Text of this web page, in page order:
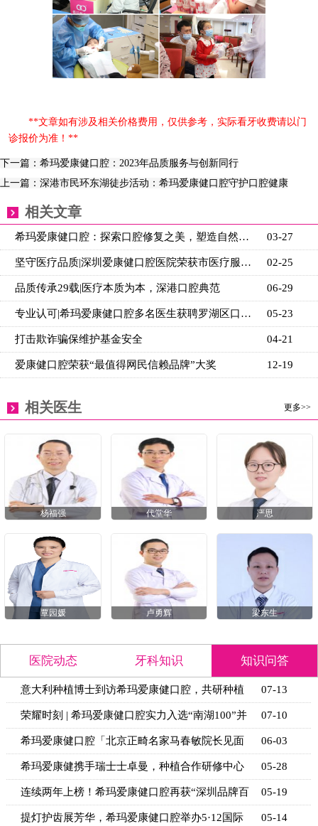
**文章如有涉及相关价格费用，仅供参考，实际看牙收费请以门
诊报价为准！**
下一篇：希玛爱康健口腔：2023年品质服务与创新同行
上一篇：深港市民环东湖徒步活动：希玛爱康健口腔守护口腔健康
相关文章
03-27
希玛爱康健口腔：探索口腔修复之美，塑造自然牙体新篇
02-25
坚守医疗品质|深圳爱康健口腔医院荣获市医疗服务质量A
06-29
品质传承29载|医疗本质为本，深港口腔典范
05-23
专业认可|希玛爱康健口腔多名医生获聘罗湖区口腔质控
04-21
打击欺诈骗保维护基金安全
12-19
爱康健口腔荣获“最值得网民信赖品牌”大奖
更多>>
相关医生
杨福强 代堂华 严思
覃园媛 卢勇辉 梁东生
医院动态 牙科知识 知识问答
意大利种植博士到访希玛爱康健口腔，共研种植
技术新思
07-13
荣耀时刻 | 希玛爱康健口腔实力入选“南湖100”并
获官
07-10
希玛爱康健口腔「北京正畸名家马春敏院长见面
日」活动
06-03
希玛爱康健携手瑞士士卓曼，种植合作研修中心
揭牌
05-28
连续两年上榜！希玛爱康健口腔再获“深圳品牌百
强”
05-19
提灯护齿展芳华，希玛爱康健口腔举办5·12国际 05-14